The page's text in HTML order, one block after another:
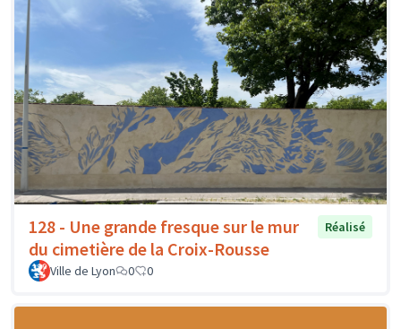
128 - Une grande fresque sur le mur
du cimetière de la Croix-Rousse
Réalisé
Ville de Lyon 0 0